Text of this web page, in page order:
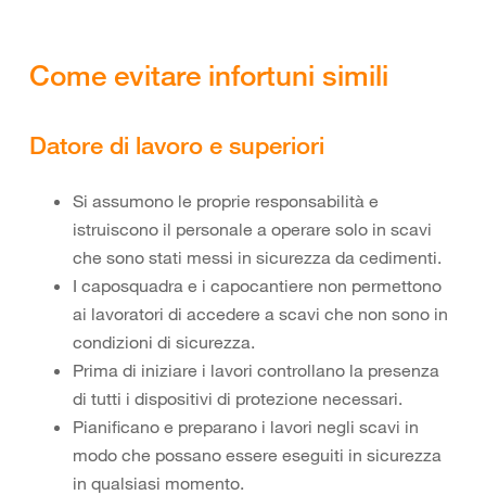
Come evitare infortuni simili
Datore di lavoro e superiori
Si assumono le proprie responsabilità e
istruiscono il personale a operare solo in scavi
che sono stati messi in sicurezza da cedimenti.
I caposquadra e i capocantiere non permettono
ai lavoratori di accedere a scavi che non sono in
condizioni di sicurezza.
Prima di iniziare i lavori controllano la presenza
di tutti i dispositivi di protezione necessari.
Pianificano e preparano i lavori negli scavi in
modo che possano essere eseguiti in sicurezza
in qualsiasi momento.